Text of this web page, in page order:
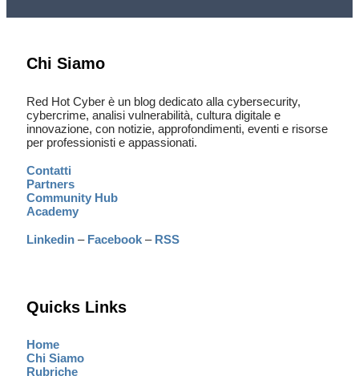
Chi Siamo
Red Hot Cyber è un blog dedicato alla cybersecurity,
cybercrime, analisi vulnerabilità, cultura digitale e
innovazione, con notizie, approfondimenti, eventi e risorse
per professionisti e appassionati.
Contatti
Partners
Community Hub
Academy
Linkedin – Facebook – RSS
Quicks Links
Home
Chi Siamo
Rubriche